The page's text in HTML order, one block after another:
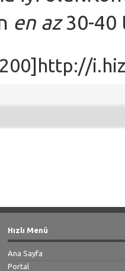
en az30-40
Hızlı Menü
Ana Sayfa
Portal